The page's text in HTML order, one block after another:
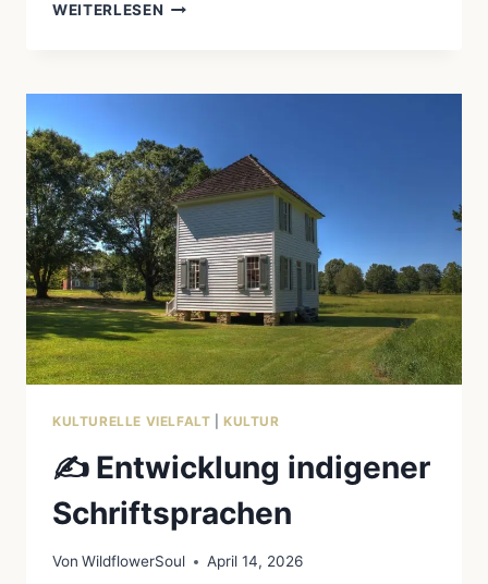
WEITERLESEN
GESCHICHTEN
ERHALTEN
KULTURELLE VIELFALT |KULTUR
✍️ Entwicklung indigener
Schriftsprachen
Von WildflowerSoul April 14, 2026